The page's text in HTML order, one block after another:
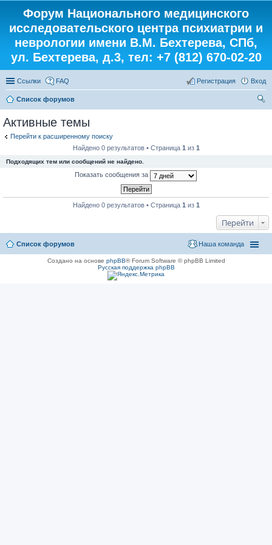
Форум Национального медицинского
исследовательского центра психиатрии и
неврологии имени В.М. Бехтерева, СПб,
ул. Бехтерева, д.3, тел: +7 (812) 670-02-20
Ссылки FAQ Вход
Регистрация
Список форумов
Активные темы
Перейти к расширенному поиску
Найдено 0 результатов • Страница 1 из 1
Подходящих тем или сообщений не найдено.
Показать сообщения за
Найдено 0 результатов • Страница 1 из 1
Перейти
Список форумов Наша команда
Создано на основе phpBB® Forum Software © phpBB Limited
Русская поддержка phpBB